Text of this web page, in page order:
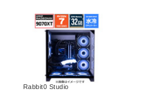
Rabbit0 Studio